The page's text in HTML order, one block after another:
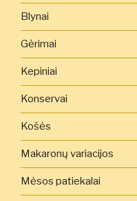
Blynai
Gėrimai
Kepiniai
Konservai
Košės
Makaronų variacijos
Mėsos patiekalai